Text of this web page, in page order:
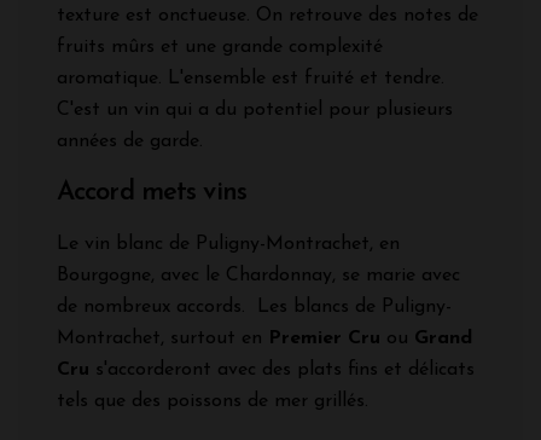
texture est onctueuse. On retrouve des notes de
fruits mûrs et une grande complexité
aromatique. L'ensemble est fruité et tendre.
C'est un vin qui a du potentiel pour plusieurs
années de garde.
Accord mets vins
Le vin blanc de Puligny-Montrachet, en
Bourgogne, avec le Chardonnay, se marie avec
de nombreux accords. Les blancs de Puligny-
Montrachet, surtout en
Premier Cru ou Grand
Cru s'accorderont avec des plats fins et délicats
tels que des poissons de mer grillés.